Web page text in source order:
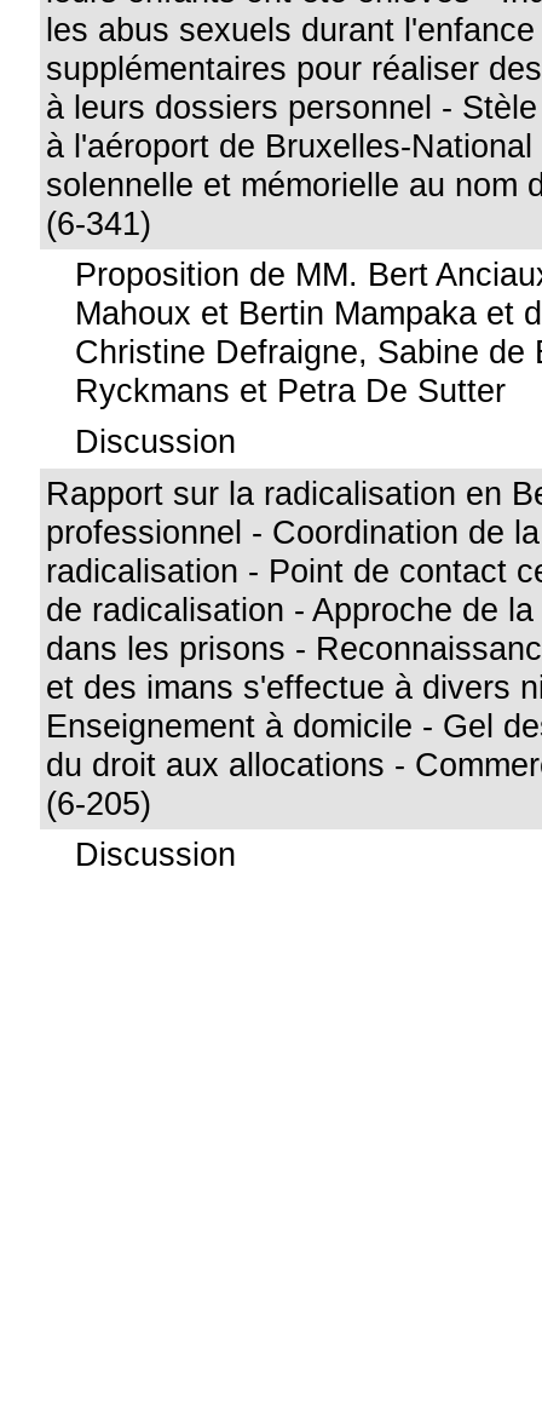
les abus sexuels durant
supplémentaires pour réaliser
à leurs dossiers personnel -
à l'aéroport de Bruxelles-
solennelle et mémorielle au nom
(6-341)
Proposition de MM. Bert
Mahoux et Bertin Mampaka et
Christine Defraigne, Sabine de
Ryckmans et Petra De Sutter
Discussion
Rapport sur la radicalisation en
professionnel - Coordination de
radicalisation - Point de contact
de radicalisation - Approche de
dans les prisons -
et des imans s'effectue à divers
Enseignement à domicile - Gel
du droit aux allocations -
(6-205)
Discussion